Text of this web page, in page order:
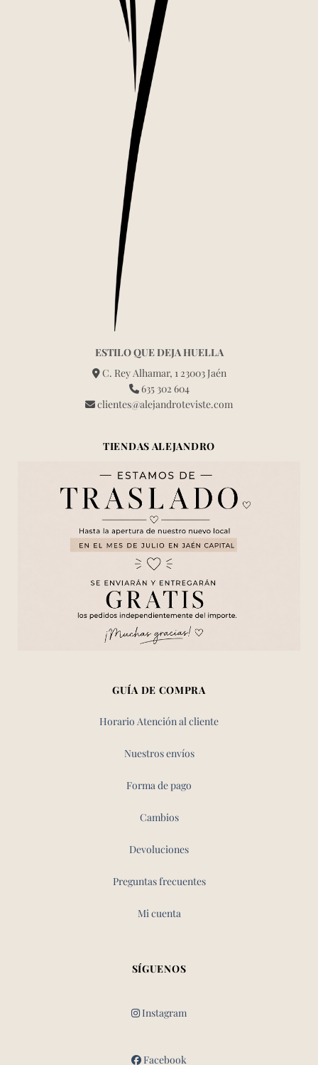
ESTILO QUE DEJA HUELLA
C. Rey Alhamar, 1 23003 Jaén
635 302 604
clientes@alejandroteviste.com
TIENDAS ALEJANDRO
GUÍA DE COMPRA
Horario Atención al cliente
Nuestros envíos
Forma de pago
Cambios
Devoluciones
Preguntas frecuentes
Mi cuenta
SÍGUENOS
Instagram
Facebook